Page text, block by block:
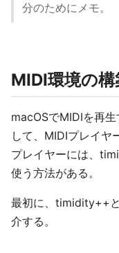
分のためにメモ。
MIDI環境の構
macOSでMIDIを再
して、MIDIプレイヤ
プレイヤーには、
使う方法がある。
最初に、timidity++
介する。